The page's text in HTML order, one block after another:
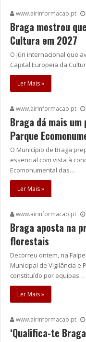
www.airinformacao.pt
Braga mostrou
Cultura em 2027
O júri internacional que
Capital Europeia da
Ler Mais »
www.airinformacao.pt
Braga dá mais
Parque
O Município de Braga
essencial com vista à
Ecomonumental das…
Ler Mais »
www.airinformacao.pt
Braga aposta na
florestais
Decorreu ontem, na
Municipal de Vigilância e
constituído por equipas…
Ler Mais »
www.airinformacao.pt
‘Qualifica-te